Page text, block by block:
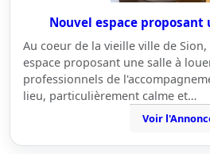
Nouvel espace proposant
Au coeur de la vieille ville de
espace proposant une salle à
professionnels de
lieu, particulièrement calme et…
Voir